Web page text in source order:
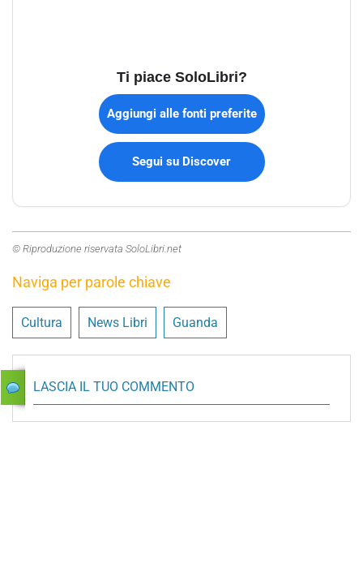
Ti piace SoloLibri?
Aggiungi alle fonti preferite
Segui su Discover
© Riproduzione riservata SoloLibri.net
Naviga per parole chiave
Cultura News Libri Guanda
LASCIA IL TUO COMMENTO